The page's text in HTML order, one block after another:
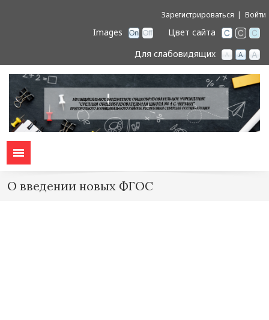
Зарегистрироваться Войти
Цвет сайта
Images
Для слабовидящих
О введении новых ФГОС